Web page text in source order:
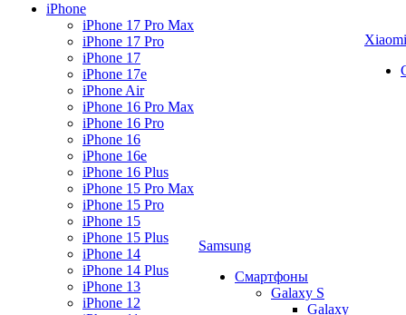
iPhone
iPhone 17 Pro Max
iPhone 17 Pro
iPhone 17
iPhone 17e
iPhone Air
iPhone 16 Pro Max
iPhone 16 Pro
iPhone 16
iPhone 16e
iPhone 16 Plus
iPhone 15 Pro Max
iPhone 15 Pro
iPhone 15
iPhone 15 Plus
iPhone 14
iPhone 14 Plus
iPhone 13
iPhone 12
Samsung
Смартфоны
Galaxy S
Galaxy
Xiaomi